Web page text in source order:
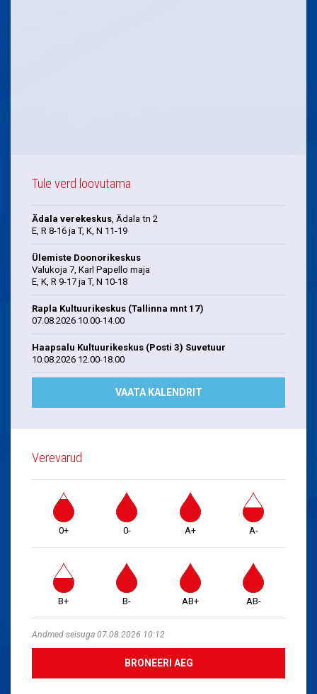
Tule verd loovutama
Ädala verekeskus , Ädala tn 2
E, R 8-16 ja T, K, N 11-19
Ülemiste Doonorikeskus
Valukoja 7, Karl Papello maja
E, K, R 9-17 ja T, N 10-18
Rapla Kultuurikeskus (Tallinna mnt 17)
07.08.2026 10.00-14.00
Haapsalu Kultuurikeskus (Posti 3) Suvetuur
10.08.2026 12.00-18.00
VAATA KALENDRIT
Verevarud
0+ 0- A+ A-
B+ B- AB+ AB-
Andmed seisuga 07.08.2026 10:12
BRONEERI AEG